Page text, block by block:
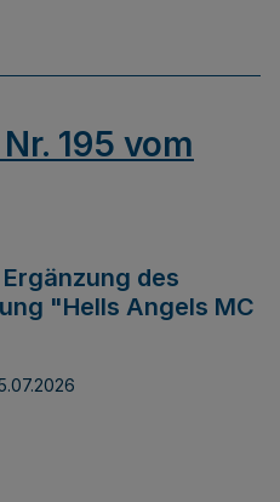
195 vom
des
"Hells Angels MC